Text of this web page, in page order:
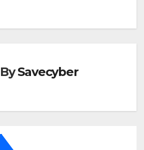
BySavecyber